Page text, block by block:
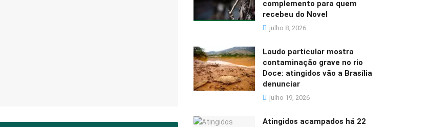
complemento para quem
recebeu do Novel
julho 8, 2026
Laudo particular mostra
contaminação grave no rio
Doce: atingidos vão a Brasília
denunciar
julho 19, 2026
Atingidos acampados há 22